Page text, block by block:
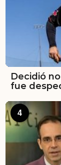
Decidió
fue
4